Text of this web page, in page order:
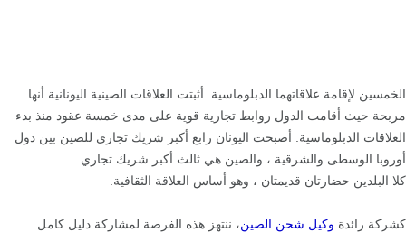
الخمسين لإقامة علاقاتهما الدبلوماسية. أثبتت العلاقات الصينية اليونانية أنها
مربحة حيث أقامت الدول روابط تجارية قوية على مدى خمسة عقود منذ بدء
العلاقات الدبلوماسية. أصبحت اليونان رابع أكبر شريك تجاري للصين بين دول
أوروبا الوسطى والشرقية ، والصين هي ثالث أكبر شريك تجاري.
كلا البلدين حضارتان قديمتان ، وهو أساس العلاقة الثقافية.
كشركة رائدة وكيل شحن الصين، ننتهز هذه الفرصة لمشاركة دليل كامل